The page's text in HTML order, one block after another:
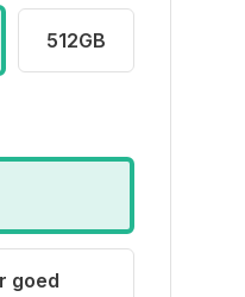
512GB
goed